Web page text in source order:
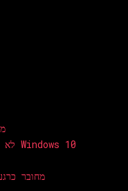
בקשת מתאר התקני USB לא ידועה נכשלה Windows 10
מחובר